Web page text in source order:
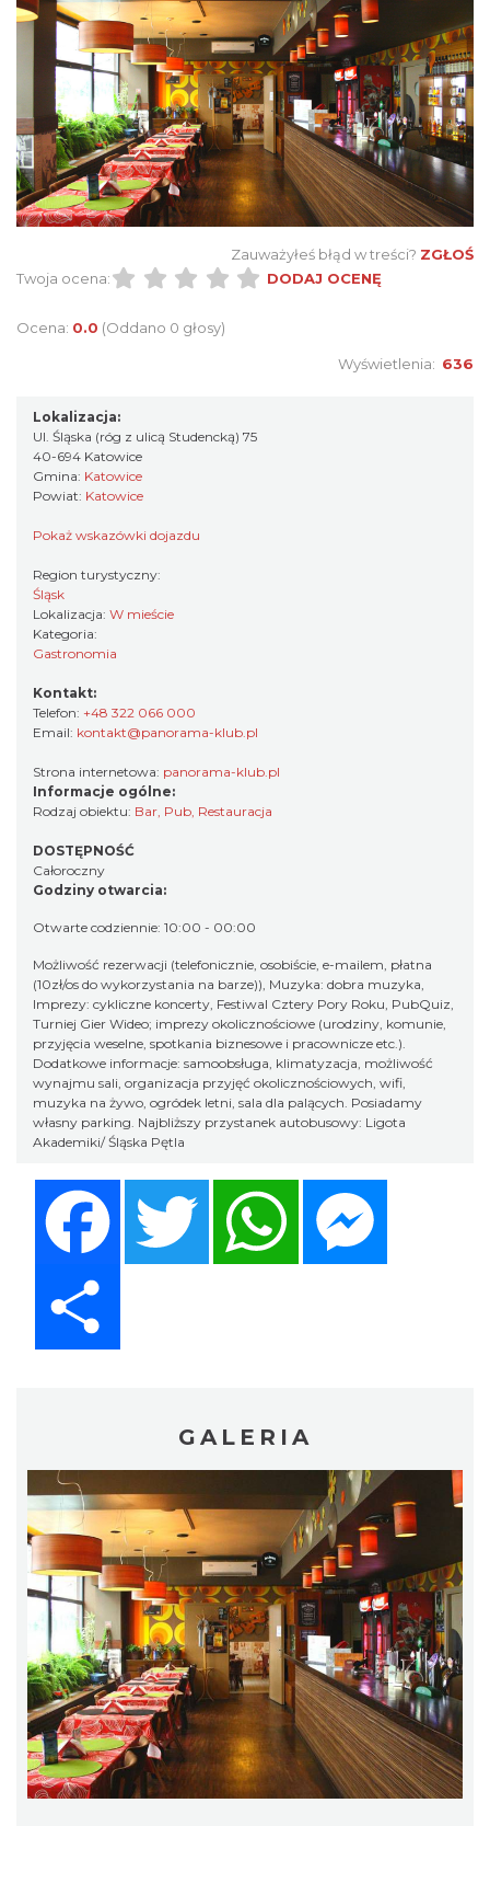
Zauważyłeś błąd w treści? ZGŁOŚ
Twoja ocena:
DODAJ OCENĘ
Ocena: 0.0 (Oddano 0 głosy)
Wyświetlenia: 636
Lokalizacja:
Ul. Śląska (róg z ulicą Studencką) 75
40-694 Katowice
Gmina: Katowice
Powiat: Katowice
Pokaż wskazówki dojazdu
Region turystyczny:
Śląsk
Lokalizacja: W mieście
Kategoria:
Gastronomia
Kontakt:
Telefon: +48 322 066 000
Email: kontakt@panorama-klub.pl
Strona internetowa: panorama-klub.pl
Informacje ogólne:
Rodzaj obiektu: Bar Pub Restauracja
DOSTĘPNOŚĆ
Całoroczny
Godziny otwarcia:
Otwarte codziennie: 10:00 - 00:00
Możliwość rezerwacji (telefonicznie, osobiście, e-mailem, płatna
(10zł/os do wykorzystania na barze)), Muzyka: dobra muzyka,
Imprezy: cykliczne koncerty, Festiwal Cztery Pory Roku, PubQuiz,
Turniej Gier Wideo; imprezy okolicznościowe (urodziny, komunie,
przyjęcia weselne, spotkania biznesowe i pracownicze etc.).
Dodatkowe informacje: samoobsługa, klimatyzacja, możliwość
wynajmu sali, organizacja przyjęć okolicznościowych, wifi,
muzyka na żywo, ogródek letni, sala dla palących. Posiadamy
własny parking. Najbliższy przystanek autobusowy: Ligota
Akademiki/ Śląska Pętla
Twitter WhatsApp
GALERIA